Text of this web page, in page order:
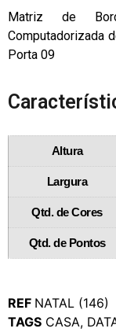
Matriz de
Computadorizada
Porta 09
Altura
Largura
Qtd. de Cores
Qtd. de Pontos
REF NATAL (146)
TAGS CASA,